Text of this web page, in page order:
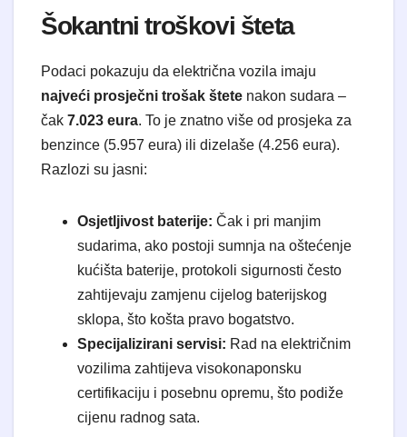
Šokantni troškovi šteta
Podaci pokazuju da električna vozila imaju
najveći prosječni trošak štete nakon sudara –
čak 7.023 eura. To je znatno više od prosjeka za
benzince (5.957 eura) ili dizelaše (4.256 eura).
Razlozi su jasni:
Osjetljivost baterije: Čak i pri manjim
sudarima, ako postoji sumnja na oštećenje
kućišta baterije, protokoli sigurnosti često
zahtijevaju zamjenu cijelog baterijskog
sklopa, što košta pravo bogatstvo.
Specijalizirani servisi: Rad na električnim
vozilima zahtijeva visokonaponsku
certifikaciju i posebnu opremu, što podiže
cijenu radnog sata.